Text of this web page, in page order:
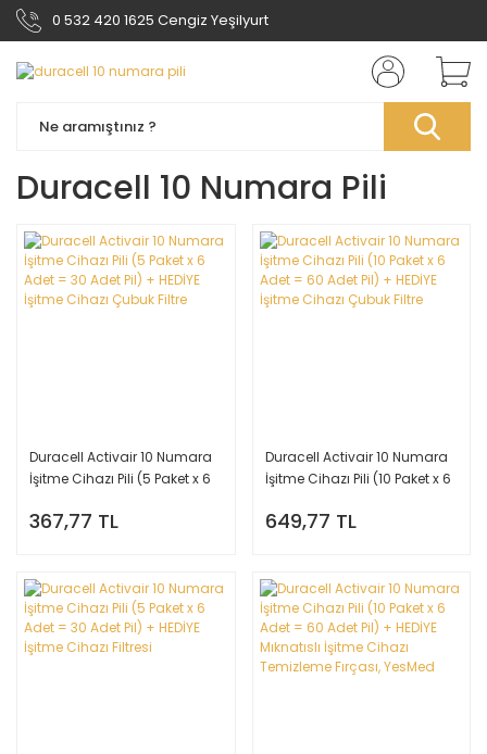
0 532 420 1625 Cengiz Yeşilyurt
Duracell 10 Numara Pili
Duracell Activair 10 Numara
İşitme Cihazı Pili (5 Paket x 6
İşitme Cihazı Çubuk Filtre
367,77 TL
Duracell Activair 10 Numara
İşitme Cihazı Pili (10 Paket x 6
İşitme Cihazı Çubuk Filtre
649,77 TL